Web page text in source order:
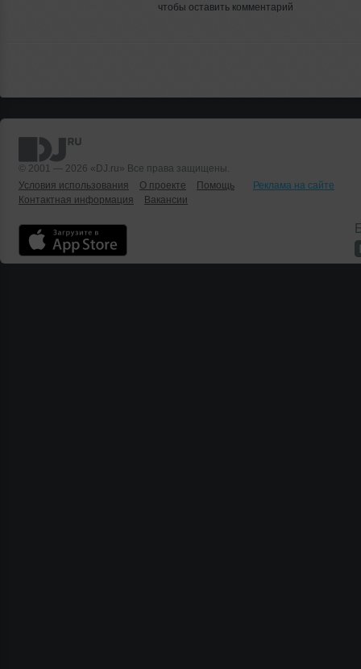
чтобы оставить комментарий
© 2001 — 2026 «DJ.ru» Все права защищены.
Условия использования
О проекте Помощь
Реклама на сайте
Контактная информация
Вакансии